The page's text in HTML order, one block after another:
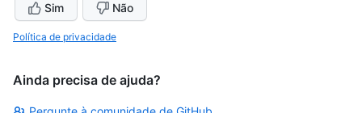
Sim Não
Política de privacidade
Ainda precisa de ajuda?